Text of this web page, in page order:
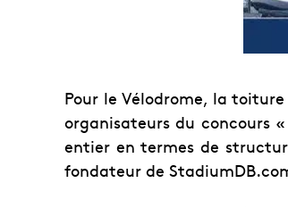
Pour le Vélodrome, la
organisateurs du concours
entier en termes de
fondateur de